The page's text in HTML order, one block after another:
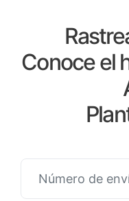
Conoce el